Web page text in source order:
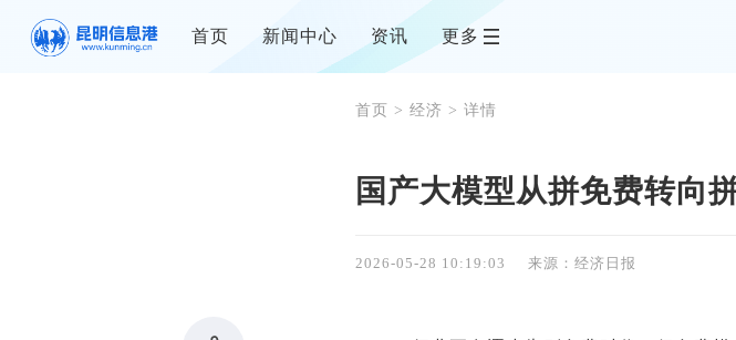
首页 新闻中心 资讯 更多
首页 > 经济 > 详情
国产大模型从拼免费转向
2026-05-28 10:19:03 来源：经济日报